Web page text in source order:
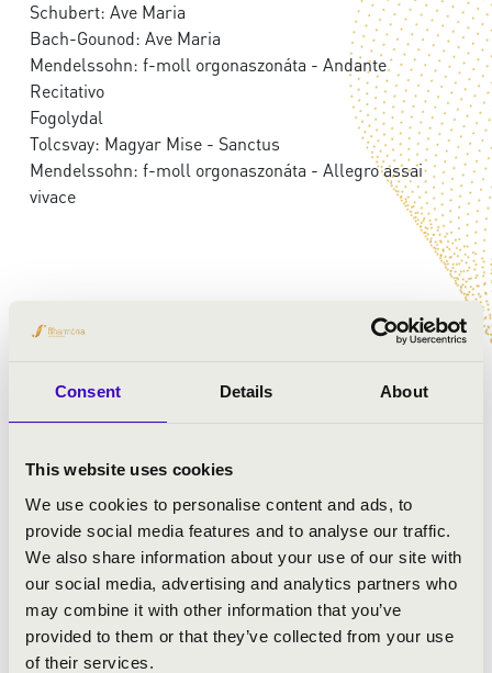
Consent Details About
This website uses cookies
We use cookies to personalise content and ads, to
provide social media features and to analyse our traffic.
We also share information about your use of our site with
our social media, advertising and analytics partners who
may combine it with other information that you’ve
provided to them or that they’ve collected from your use
of their services.
Schubert: Ave Maria
Bach-Gounod: Ave Maria
Mendelssohn: f-moll orgonaszonáta - Andante
Recitativo
Fogolydal
Tolcsvay: Magyar Mise - Sanctus
Mendelssohn: f-moll orgonaszonáta - Allegro assai
vivace